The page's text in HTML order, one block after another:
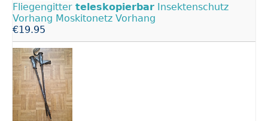
Fliegengitter teleskopierbar Insektenschutz
Vorhang Moskitonetz Vorhang
€19.95